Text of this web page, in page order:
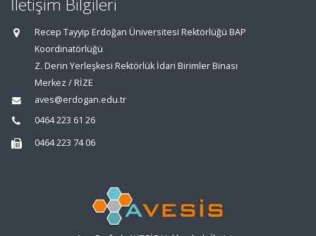
İletişim Bilgileri
Recep Tayyip Erdoğan Üniversitesi Rektörlüğü BAP
Koordinatörlüğü
Z. Derin Yerleşkesi Rektörlük İdari Birimler Binası
Merkez / RİZE
aves@erdogan.edu.tr
0464 223 61 26
0464 223 74 06